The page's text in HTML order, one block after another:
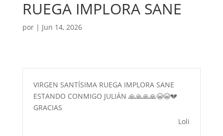
RUEGA IMPLORA SANE
por | Jun 14, 2026
VIRGEN SANTÍSIMA RUEGA IMPLORA SANE
ESTANDO CONMIGO JULIÁN 🙏🙏🙏🙏😭😭💔
GRACIAS
Loli